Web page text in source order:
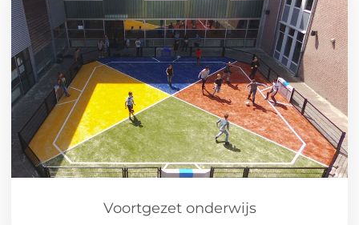
Voortgezet onderwijs